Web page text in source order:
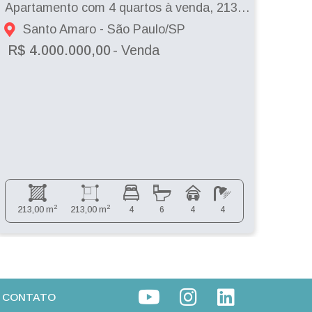
Apartamento com 4 quartos à venda, 213m² - Brooklin.
Santo Amaro - São Paulo/SP
R$ 4.000.000,00 - Venda
213,00 m 2 213,00 m 2 4 6 4 4
CONTATO